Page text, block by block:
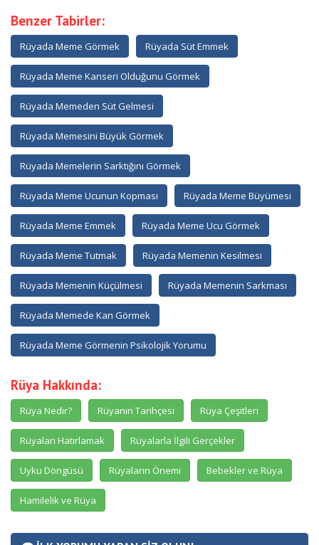
Benzer Tabirler:
Rüyada Meme Görmek Rüyada Süt Emmek
Rüyada Meme Kanseri Olduğunu Görmek
Rüyada Memeden Süt Gelmesi
Rüyada Memesini Büyük Görmek
Rüyada Memelerin Sarktığını Görmek
Rüyada Meme Ucunun Kopması Rüyada Meme Büyümesi
Rüyada Meme Emmek Rüyada Meme Ucu Görmek
Rüyada Meme Tutmak Rüyada Memenin Kesilmesi
Rüyada Memenin Küçülmesi Rüyada Memenin Sarkması
Rüyada Memede Kan Görmek
Rüyada Meme Görmenin Psikolojik Yorumu
Rüya Hakkında:
Rüya Nedir? Rüyanın Tarihçesi Rüya Çeşitleri
Rüyaları Hatırlamak Rüyalarla İlgili Gerçekler
Uyku Döngüsü Rüyaların Önemi Bebekler ve Rüya
Hamilelik ve Rüya